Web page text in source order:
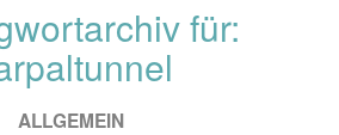
für:
ALLGEMEIN